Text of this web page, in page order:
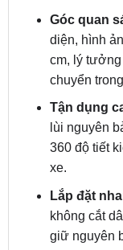
cm, lý tưởng
chuyển
Tận dụng
lùi nguyên
360 độ tiết
xe.
Lắp đặt
không cắt
giữ nguyên
Chi phí
hơn nhiều